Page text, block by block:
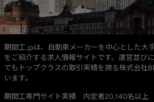
期間工.jpは、自動車メーカーを中心とした大
をご紹介する求人情報サイトです。運営並び
でもトップクラスの取引実績を誇る株式会社
います。
期間工専門サイト実績 内定者20,140名以上